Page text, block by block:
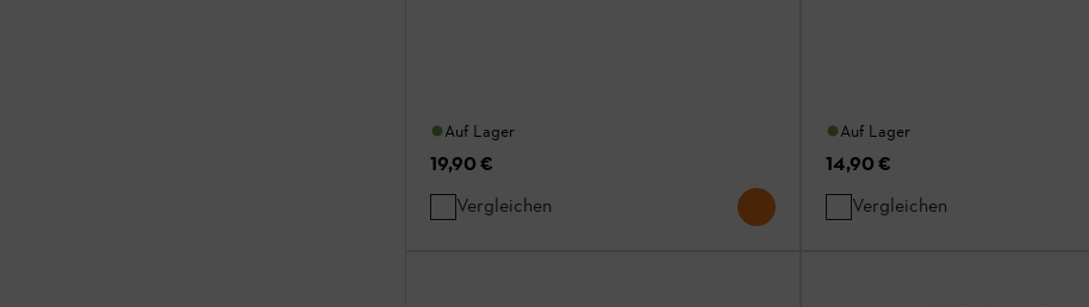
Auf Lager
19,90 €
Vergleichen
Auf Lager
14,90 €
Vergleichen